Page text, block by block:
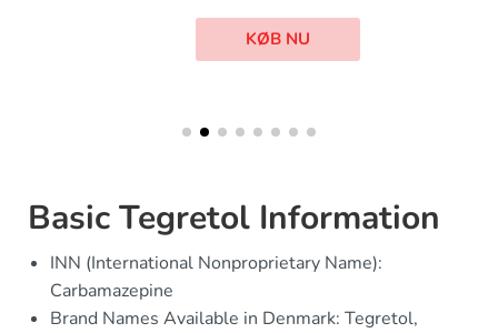
KØB NU
Basic Tegretol Information
INN (International Nonproprietary Name):
Carbamazepine
Brand Names Available in Denmark: Tegretol,